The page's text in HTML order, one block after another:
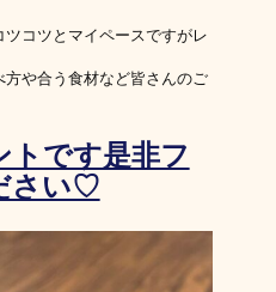
コツとマイペースですがレ
や合う食材など皆さんのご
トです是非フ
さい♡